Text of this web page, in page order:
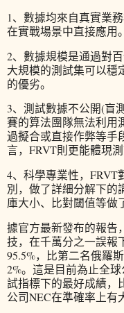
1、數據均來自真實業
在實戰場景中直接應用。
2、數據規模是通過對
大規模的測試集可以穩
的優劣。
3、測試數據不公開(盲
賽的算法團隊無法利用
過擬合或直接作弊等手
言，FRVT則更能體現測
4、科學專業性，FRVT
別，做了詳細分解下的
庫大小、比對閾值等做
據官方最新發布的報告
技，在千萬分之一誤報
95.5%，比第二名俄羅
2%。這是目前為止全
試指標下的最好成績，
公司NEC在準確率上有